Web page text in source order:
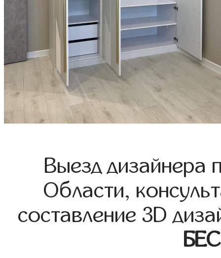
Выезд дизайнера
Области,
составление 3D